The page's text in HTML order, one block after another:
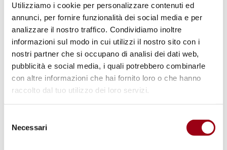
Utilizziamo i cookie per personalizzare contenuti ed
annunci, per fornire funzionalità dei social media e per
analizzare il nostro traffico. Condividiamo inoltre
informazioni sul modo in cui utilizzi il nostro sito con i
nostri partner che si occupano di analisi dei dati web,
pubblicità e social media, i quali potrebbero combinarle
con altre informazioni che hai fornito loro o che hanno
raccolto dal tuo utilizzo dei loro servizi.
delNecessari
aggregazione e di integrazione dove si trova
personale professionale con una grande voglia
di aiutare e di far passare una giornata di
relax agli ospiti.
Il progetto che vede coinvolte molte regioni
Basilicata, Marche, Abruzzo ed Emilia-